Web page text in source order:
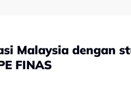
Malaysia dengan
FINAS